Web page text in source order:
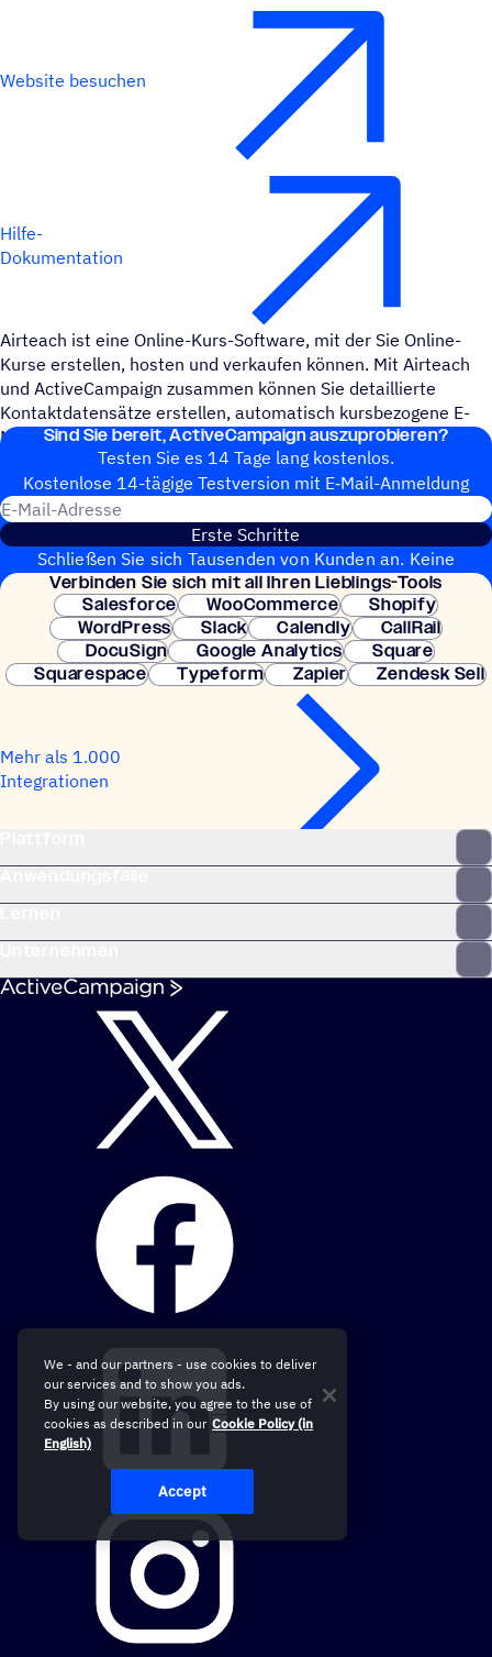
Website besuchen
Hilfe-
Dokumentation
Airteach ist eine Online-Kurs-Software, mit der Sie Online-
Kurse erstellen, hosten und verkaufen können. Mit Airteach
und ActiveCampaign zusammen können Sie detaillierte
Kontaktdatensätze erstellen, automatisch kursbezogene E-
Mails versenden und Ihr Online-Kursgeschäft ausbauen.
Sind Sie bereit, ActiveCampaign auszuprobieren?
Testen Sie es 14 Tage lang kostenlos.
Kosten­lose 14-tägige Test­ver­sion mit E‑Mail-Anmel­dung
Erste Schritte
Schließen Sie sich Tausenden von Kunden an. Keine
Kreditkarte erforderlich. Sofortige Einrichtung.
Verbin­den Sie sich mit all Ihren Lieblings-Tools
Salesforce
WooCommerce
Shopify
WordPress
Slack Calendly
CallRail
DocuSign
Google Analytics
Square
Squarespace
Typeform Zapier Zendesk Sell
Mehr als 1.000
Integrationen
We - and our partners - use cookies to deliver
our services and to show you ads.
By using our website, you agree to the use of
cookies as described in our Cookie Policy (in
English)
Accept